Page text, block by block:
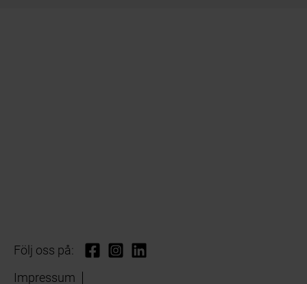
Följ oss på:
Impressum